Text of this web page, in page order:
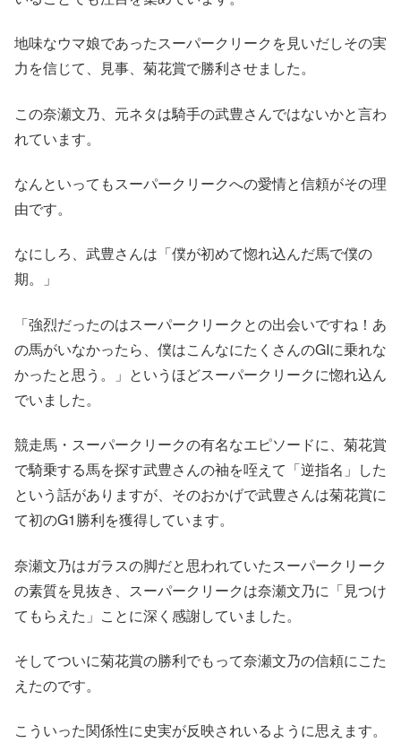
地味なウマ娘であったスーパークリークを見いだしその実
力を信じて、見事、菊花賞で勝利させました。
この奈瀬文乃、元ネタは騎手の武豊さんではないかと言わ
れています。
なんといってもスーパークリークへの愛情と信頼がその理
由です。
なにしろ、武豊さんは「僕が初めて惚れ込んだ馬で僕の
期。」
「強烈だったのはスーパークリークとの出会いですね！あ
の馬がいなかったら、僕はこんなにたくさんのGIに乗れな
かったと思う。」というほどスーパークリークに惚れ込ん
でいました。
競走馬・スーパークリークの有名なエピソードに、菊花賞
で騎乗する馬を探す武豊さんの袖を咥えて「逆指名」した
という話がありますが、そのおかげで武豊さんは菊花賞に
て初のG1勝利を獲得しています。
奈瀬文乃はガラスの脚だと思われていたスーパークリーク
の素質を見抜き、スーパークリークは奈瀬文乃に「見つけ
てもらえた」ことに深く感謝していました。
そしてついに菊花賞の勝利でもって奈瀬文乃の信頼にこた
えたのです。
こういった関係性に史実が反映されいるように思えます。